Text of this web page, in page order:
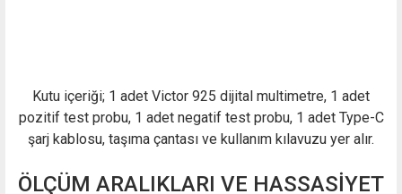
Kutu içeriği; 1 adet Victor 925 dijital multimetre, 1 adet
pozitif test probu, 1 adet negatif test probu, 1 adet Type-C
şarj kablosu, taşıma çantası ve kullanım kılavuzu yer alır.
ÖLÇÜM ARALIKLARI VE HASSASİYET